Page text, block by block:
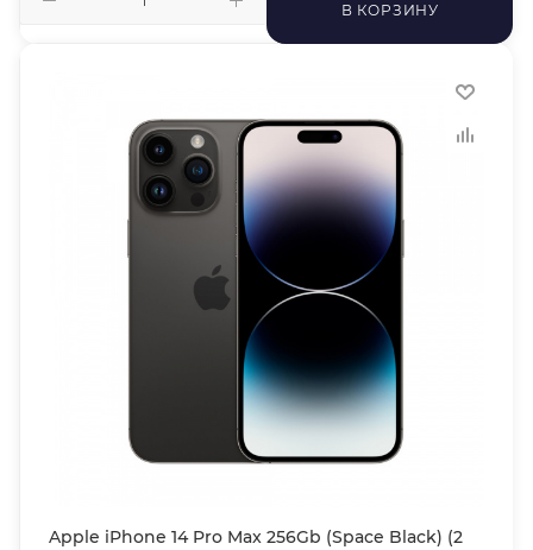
В КОРЗИНУ
Apple iPhone 14 Pro Max 256Gb (Space Black) (2